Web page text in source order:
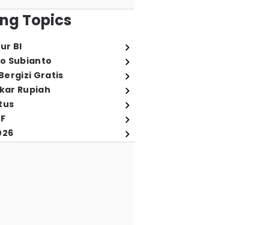
Topics
BI
Subianto
Gratis
Rupiah